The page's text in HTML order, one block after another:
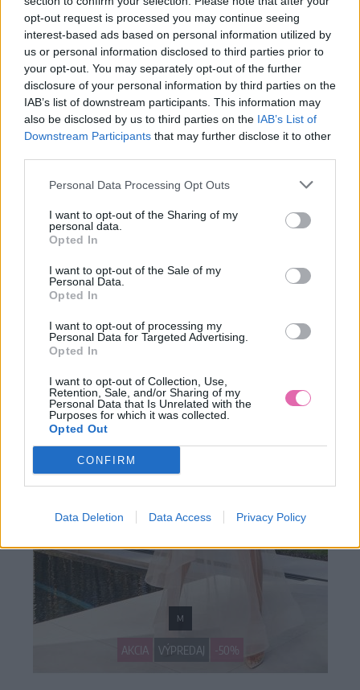
opt-out request is processed you may continue seeing
interest-based ads based on personal information utilized by
us or personal information disclosed to third parties prior to
your opt-out. You may separately opt-out of the further
disclosure of your personal information by third parties on the
IAB’s list of downstream participants. This information may
also be disclosed by us to third parties on the IAB’s List of
Downstream Participants that may further disclose it to other
Personal Data Processing Opt Outs
I want to opt-out of the Sharing of my
personal data.
Opted In
I want to opt-out of the Sale of my
Personal Data.
Opted In
I want to opt-out of processing my
Personal Data for Targeted Advertising.
Opted In
I want to opt-out of Collection, Use,
Retention, Sale, and/or Sharing of my
Personal Data that Is Unrelated with the
Purposes for which it was collected.
Opted Out
CONFIRM
Data Deletion Data Access Privacy Policy
S
ZELENÉ PÚZDROVÉ ŠATY S DLHÝMI RUKÁVMI
AKCIA VÝPREDAJ -50%
M